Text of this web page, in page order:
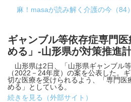
麻！masaが読み解く介護の今（84）
ギャンブル等依存症専門
める」-山形県が対策推進
山形県は2日、「山形県ギャンブル等
（2022－24年度）の案を公表した。
切な医療を受けられるよう、「専門医
める」としている。
続きを見る（外部サイト）